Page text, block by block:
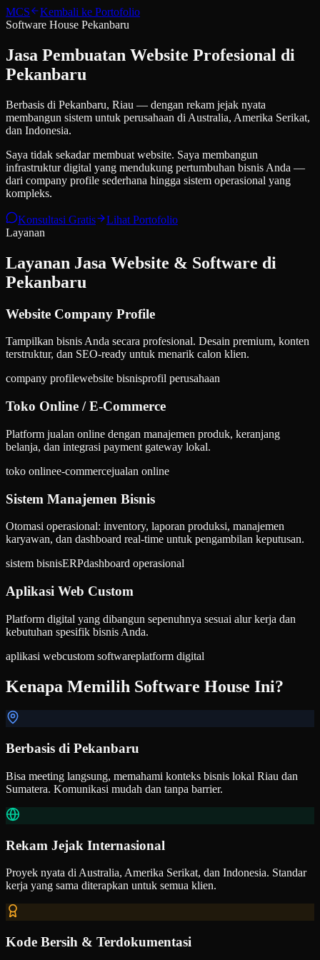
MCS
Kembali ke Portofolio
Software House Pekanbaru
Jasa Pembuatan Website Profesional di
Pekanbaru
Berbasis di Pekanbaru, Riau — dengan rekam jejak nyata
membangun sistem untuk perusahaan di Australia, Amerika Serikat,
dan Indonesia.
Saya tidak sekadar membuat website. Saya membangun
infrastruktur digital yang mendukung pertumbuhan bisnis Anda —
dari company profile sederhana hingga sistem operasional yang
kompleks.
Konsultasi Gratis
Lihat Portofolio
Layanan
Layanan Jasa Website & Software di
Pekanbaru
Website Company Profile
Tampilkan bisnis Anda secara profesional. Desain premium, konten
terstruktur, dan SEO-ready untuk menarik calon klien.
company profilewebsite bisnisprofil perusahaan
Toko Online / E-Commerce
Platform jualan online dengan manajemen produk, keranjang
belanja, dan integrasi payment gateway lokal.
toko onlinee-commercejualan online
Sistem Manajemen Bisnis
Otomasi operasional: inventory, laporan produksi, manajemen
karyawan, dan dashboard real-time untuk pengambilan keputusan.
sistem bisnisERPdashboard operasional
Aplikasi Web Custom
Platform digital yang dibangun sepenuhnya sesuai alur kerja dan
kebutuhan spesifik bisnis Anda.
aplikasi webcustom softwareplatform digital
Kenapa Memilih Software House Ini?
Berbasis di Pekanbaru
Bisa meeting langsung, memahami konteks bisnis lokal Riau dan
Sumatera. Komunikasi mudah dan tanpa barrier.
Rekam Jejak Internasional
Proyek nyata di Australia, Amerika Serikat, dan Indonesia. Standar
kerja yang sama diterapkan untuk semua klien.
Kode Bersih & Terdokumentasi